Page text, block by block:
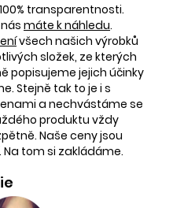
transparentnosti.
máte k náhledu.
všech našich výrobků
složek, ze kterých
popisujeme jejich účinky
Stejně tak to je i s
a nechvástáme se
produktu vždy
Naše ceny jsou
tom si zakládáme.